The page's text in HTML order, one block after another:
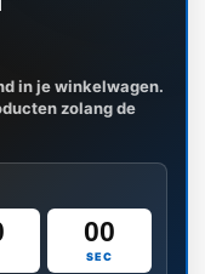
in je winkelwagen.
zolang de
00
SEC